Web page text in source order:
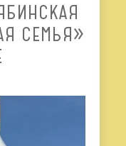
СЕМЬЯ»